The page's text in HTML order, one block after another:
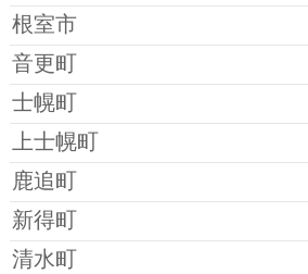
根室市
音更町
士幌町
上士幌町
鹿追町
新得町
清水町